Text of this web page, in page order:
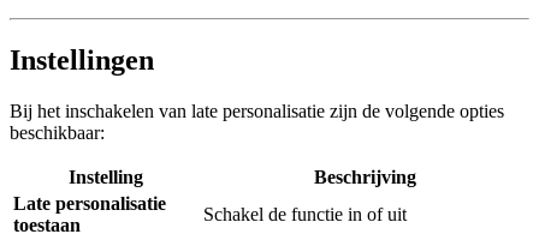
Instellingen
Bij het inschakelen van late personalisatie zijn de volgende opties
beschikbaar:
Instelling
Beschrijving
Late personalisatie
toestaan
Schakel de functie in of uit